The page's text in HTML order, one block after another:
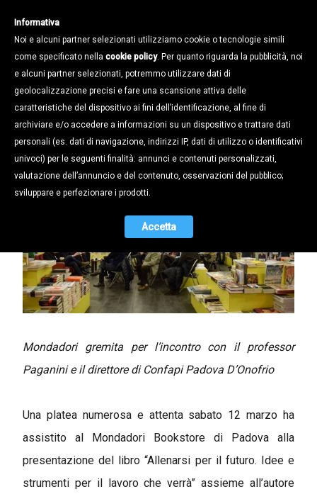
«ALLENARSI PER IL FUTURO. IDEE E
STRUMENTI PER IL LAVORO CHE
VERRÀ»
14.03.2016
Mondadori gremita per l’incontro con il professor
Paganini e il direttore di Confapi Padova D’Onofrio
Una platea numerosa e attenta sabato 12 marzo ha
assistito al Mondadori Bookstore di Padova alla
presentazione del libro “Allenarsi per il futuro. Idee e
strumenti per il lavoro che verrà” assieme all’autore
Informativa
Noi e alcuni partner selezionati utilizziamo cookie o tecnologie simili
come specificato nella cookie policy. Per quanto riguarda la pubblicità, noi
e alcuni partner selezionati, potremmo utilizzare dati di
geolocalizzazione precisi e fare una scansione attiva delle
caratteristiche del dispositivo ai fini dell’identificazione, al fine di
archiviare e/o accedere a informazioni su un dispositivo e trattare dati
personali (es. dati di navigazione, indirizzi IP, dati di utilizzo o identificativi
univoci) per le seguenti finalità: annunci e contenuti personalizzati,
valutazione dell’annuncio e del contenuto, osservazioni del pubblico;
sviluppare e perfezionare i prodotti.
Accetta